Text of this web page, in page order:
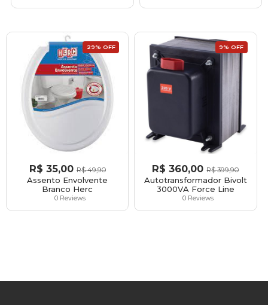
29% OFF
R$ 35,00 R$49,90
Assento Envolvente
Branco Herc
0 Reviews
9% OFF
R$ 360,00 R$399,90
Autotransformador Bivolt
3000VA Force Line
0 Reviews